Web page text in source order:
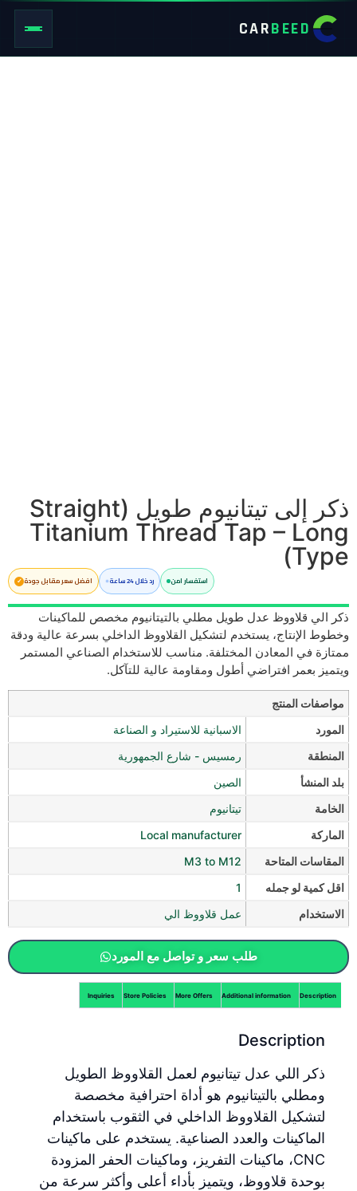
CARBEED
ذكر إلى تيتانيوم طويل (Straight
Titanium Thread Tap – Long
Type)
استفسار امن رد خلال 24 ساعة افضل سعر مقابل جودة
ذكر الي قلاووظ عدل طويل مطلي بالتيتانيوم مخصص للماكينات
وخطوط الإنتاج، يستخدم لتشكيل القلاووظ الداخلي بسرعة عالية ودقة
ممتازة في المعادن المختلفة. مناسب للاستخدام الصناعي المستمر
ويتميز بعمر افتراضي أطول ومقاومة عالية للتآكل.
طلب سعر و تواصل مع المورد
مواصفات المنتج
المورد
الاسبانية للاستيراد و الصناعة
المنطقة
رمسيس - شارع الجمهورية
بلد المنشأ
الصين
الخامة
تيتانيوم
الماركة
Local manufacturer
المقاسات المتاحة
M3 to M12
اقل كمية لو جمله
1
الاستخدام
عمل قلاووظ الي
Description
Additional information
More Offers
Store Policies
Inquiries
Description
ذكر اللي عدل تيتانيوم لعمل القلاووظ الطويل
ومطلي بالتيتانيوم هو أداة احترافية مخصصة
لتشكيل القلاووظ الداخلي في الثقوب باستخدام
الماكينات والعدد الصناعية. يستخدم على ماكينات
CNC، ماكينات التفريز، وماكينات الحفر المزودة
بوحدة قلاووظ، ويتميز بأداء أعلى وأكثر سرعة من